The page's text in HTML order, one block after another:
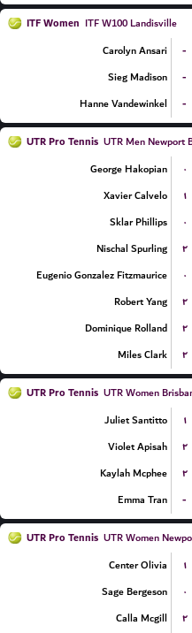
ITF Women ITF W100 Landisville
Carolyn Ansari
-
Sieg Madison
-
Hanne Vandewinkel
-
UTR Pro Tennis UTR Men Newport
George Hakopian
۰
Xavier Calvelo
۱
Sklar Phillips
۰
Nischal Spurling
۲
Eugenio Gonzalez Fitzmaurice
۰
Robert Yang
۲
Dominique Rolland
۲
Miles Clark
۲
UTR Pro Tennis UTR Women
Juliet Santitto
۱
Violet Apisah
۲
Kaylah Mcphee
۲
Emma Tran
-
UTR Pro Tennis UTR Women
Center Olivia
۱
Sage Bergeson
۰
Calla Mcgill
۲